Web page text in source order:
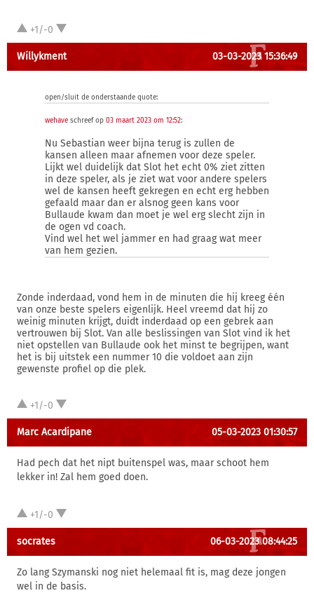
+1/-0
Willykment 03-03-2023 15:36:49
open/sluit de onderstaande quote:
wehave schreef op 03 maart 2023 om 12:52:
Nu Sebastian weer bijna terug is zullen de
kansen alleen maar afnemen voor deze speler.
Lijkt wel duidelijk dat Slot het echt 0% ziet zitten
in deze speler, als je ziet wat voor andere spelers
wel de kansen heeft gekregen en echt erg hebben
gefaald maar dan er alsnog geen kans voor
Bullaude kwam dan moet je wel erg slecht zijn in
de ogen vd coach.
Vind wel het wel jammer en had graag wat meer
van hem gezien.
Zonde inderdaad, vond hem in de minuten die hij kreeg één
van onze beste spelers eigenlijk. Heel vreemd dat hij zo
weinig minuten krijgt, duidt inderdaad op een gebrek aan
vertrouwen bij Slot. Van alle beslissingen van Slot vind ik het
niet opstellen van Bullaude ook het minst te begrijpen, want
het is bij uitstek een nummer 10 die voldoet aan zijn
gewenste profiel op die plek.
+1/-0
Marc Acardipane 05-03-2023 01:30:57
Had pech dat het nipt buitenspel was, maar schoot hem
lekker in! Zal hem goed doen.
+1/-0
socrates 06-03-2023 08:44:25
Zo lang Szymanski nog niet helemaal fit is, mag deze jongen
wel in de basis.